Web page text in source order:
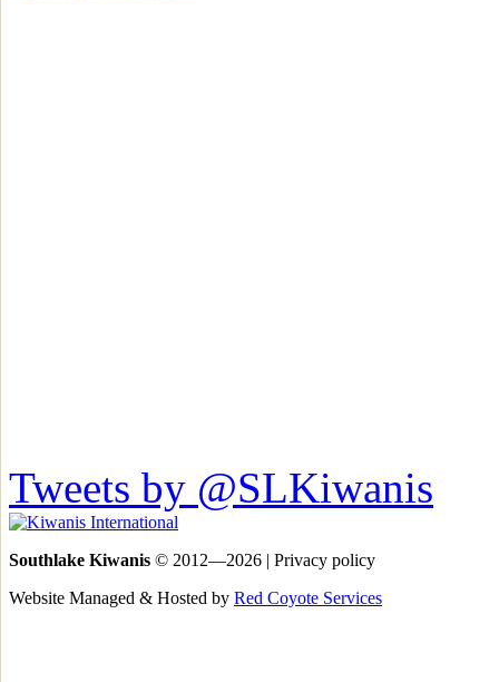
Tweets by @SLKiwanis
Southlake Kiwanis © 2012—2026 | Privacy policy
Website Managed & Hosted by Red Coyote Services